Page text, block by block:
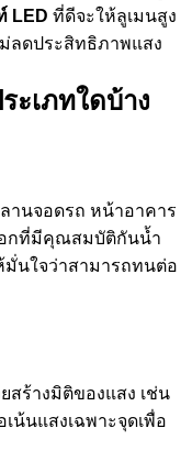
LED ที่ดีจะให้ลูเมนสูง
ลดประสิทธิภาพแสง
ะเภทใดบ้าง
านจอดรถ หน้าอาคาร
กที่มีคุณสมบัติกันน้ำ
มั่นใจว่าสามารถทนต่อ
สร้างมิติของแสง เช่น
น้นแสงเฉพาะจุดเพื่อ